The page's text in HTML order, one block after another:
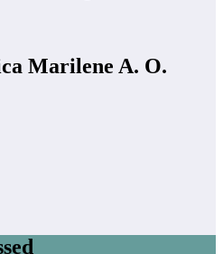
Marilene A. O.